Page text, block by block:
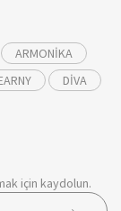
ARMONİKA
DİVA
için kaydolun.